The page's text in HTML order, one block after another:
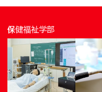
保健福祉学部